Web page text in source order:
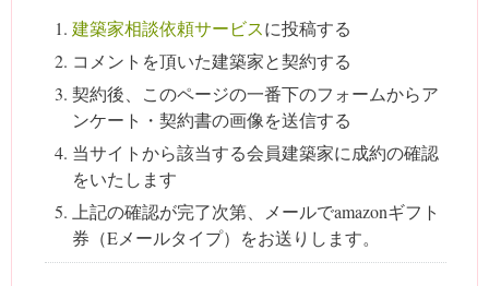
建築家相談依頼サービスに投稿する
コメントを頂いた建築家と契約する
契約後、このページの一番下のフォームからア
ンケート・契約書の画像を送信する
当サイトから該当する会員建築家に成約の確認
をいたします
上記の確認が完了次第、メールでamazonギフト
券（Eメールタイプ）をお送りします。